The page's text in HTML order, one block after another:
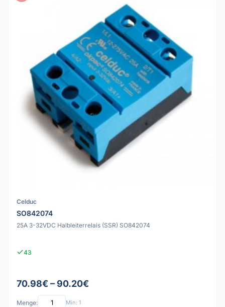
Celduc
SO842074
25A 3-32VDC Halbleiterrelais (SSR) SO842074
43
70.98€ – 90.20€
Menge: Min: 1